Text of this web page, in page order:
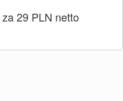
za 29 PLN netto